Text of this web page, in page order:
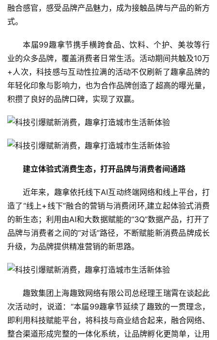
融合感官，感受品牌产品魅力，成为接触品牌与产品的新方
式。
本届99趣拿节携手横跨食品、饮料、个护、美妆等行
业的众多品牌，覆盖消费者日常生活。活动期间共触及10万
+人次，科技感与互动性拉满的活动不仅刷新了趣拿品牌的
年轻化印象与影响力，也为合作品牌创造了超高的曝光量，
积攒了良好的品牌口碑，实现了双赢。
建立体验式消费生态，打开品牌与消费者间通路
近年来，趣拿依托线下AI互动终端网络和线上平台，打
造了“线上+线下”融合的营销与消费闭环,建立起体验式消费
的新生态；利用由AI和大数据赋能的“3Q”数据产品，打开了
品牌与消费者之间的“对话”路径，不断赋能新消费品牌成长
升级，为品牌提供精准营销的新思路。
趣致集团上海趣致网络有限公司总经理王瑞霄在谈起此
次活动时，说道：“本届99趣拿节延续了趣致的一贯理念，
即利用科技赋能平台，将科技与商业结合起来，融合网络、
整合渠道形成完整的一体化系统，让品牌孵化更简单，让用